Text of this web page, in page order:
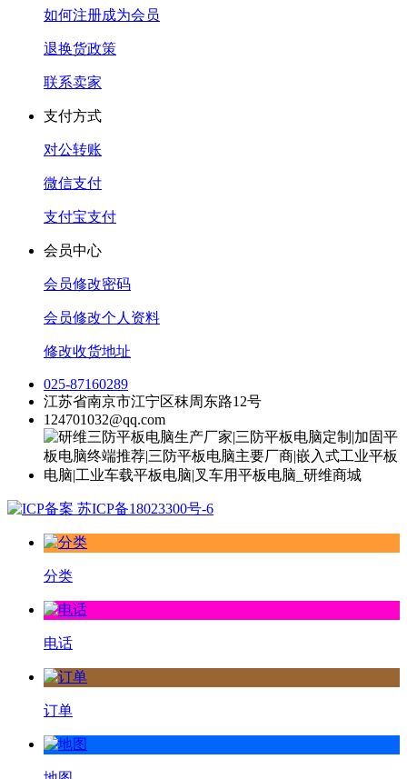
如何注册成为会员
退换货政策
联系卖家
支付方式
对公转账
微信支付
支付宝支付
会员中心
会员修改密码
会员修改个人资料
修改收货地址
025-87160289
江苏省南京市江宁区秣周东路12号
124701032@qq.com
苏ICP备18023300号-6
分类
电话
订单